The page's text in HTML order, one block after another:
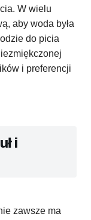
W wielu
aby woda była
do picia
i preferencji
i
zawsze ma